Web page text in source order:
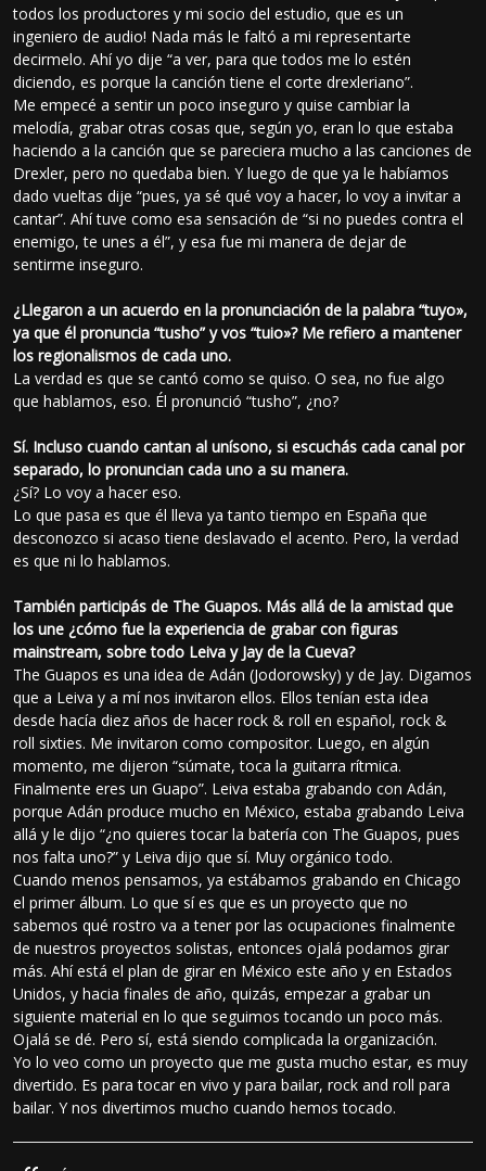
todos los productores y mi socio del estudio, que es un
ingeniero de audio! Nada más le faltó a mi representarte
decirmelo. Ahí yo dije “a ver, para que todos me lo estén
diciendo, es porque la canción tiene el corte drexleriano”.
Me empecé a sentir un poco inseguro y quise cambiar la
melodía, grabar otras cosas que, según yo, eran lo que estaba
haciendo a la canción que se pareciera mucho a las canciones de
Drexler, pero no quedaba bien. Y luego de que ya le habíamos
dado vueltas dije “pues, ya sé qué voy a hacer, lo voy a invitar a
cantar”. Ahí tuve como esa sensación de “si no puedes contra el
enemigo, te unes a él”, y esa fue mi manera de dejar de
sentirme inseguro.
¿Llegaron a un acuerdo en la pronunciación de la palabra “tuyo»,
ya que él pronuncia “tusho” y vos “tuio»? Me refiero a mantener
los regionalismos de cada uno.
La verdad es que se cantó como se quiso. O sea, no fue algo
que hablamos, eso. Él pronunció “tusho”, ¿no?
Sí. Incluso cuando cantan al unísono, si escuchás cada canal por
separado, lo pronuncian cada uno a su manera.
¿Sí? Lo voy a hacer eso.
Lo que pasa es que él lleva ya tanto tiempo en España que
desconozco si acaso tiene deslavado el acento. Pero, la verdad
es que ni lo hablamos.
También participás de The Guapos. Más allá de la amistad que
los une ¿cómo fue la experiencia de grabar con figuras
mainstream, sobre todo Leiva y Jay de la Cueva?
The Guapos es una idea de Adán (Jodorowsky) y de Jay. Digamos
que a Leiva y a mí nos invitaron ellos. Ellos tenían esta idea
desde hacía diez años de hacer rock & roll en español, rock &
roll sixties. Me invitaron como compositor. Luego, en algún
momento, me dijeron “súmate, toca la guitarra rítmica.
Finalmente eres un Guapo”. Leiva estaba grabando con Adán,
porque Adán produce mucho en México, estaba grabando Leiva
allá y le dijo “¿no quieres tocar la batería con The Guapos, pues
nos falta uno?” y Leiva dijo que sí. Muy orgánico todo.
Cuando menos pensamos, ya estábamos grabando en Chicago
el primer álbum. Lo que sí es que es un proyecto que no
sabemos qué rostro va a tener por las ocupaciones finalmente
de nuestros proyectos solistas, entonces ojalá podamos girar
más. Ahí está el plan de girar en México este año y en Estados
Unidos, y hacia finales de año, quizás, empezar a grabar un
siguiente material en lo que seguimos tocando un poco más.
Ojalá se dé. Pero sí, está siendo complicada la organización.
Yo lo veo como un proyecto que me gusta mucho estar, es muy
divertido. Es para tocar en vivo y para bailar, rock and roll para
bailar. Y nos divertimos mucho cuando hemos tocado.